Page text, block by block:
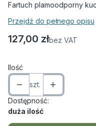
Fartuch plamoodporny
Przejdź do pełnego opisu
Cena
127,00 złbez VAT
Ilość
szt.
Dostępność:
duża ilość